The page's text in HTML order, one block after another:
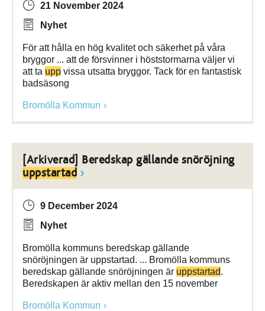
21 November 2024
Nyhet
För att hålla en hög kvalitet och säkerhet på våra
bryggor ... att de försvinner i höststormarna väljer vi
att ta upp vissa utsatta bryggor. Tack för en fantastisk
badsäsong
Bromölla Kommun
[Arkiverad] Beredskap gällande snöröjning
uppstartad
9 December 2024
Nyhet
Bromölla kommuns beredskap gällande
snöröjningen är uppstartad. ... Bromölla kommuns
beredskap gällande snöröjningen är uppstartad.
Beredskapen är aktiv mellan den 15 november
Bromölla Kommun